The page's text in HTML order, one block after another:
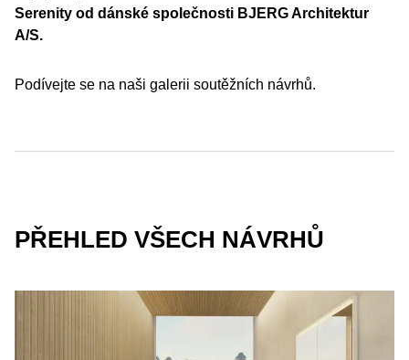
Serenity od dánské společnosti BJERG Architektur
A/S.
Podívejte se na naši galerii soutěžních návrhů.
PŘEHLED VŠECH NÁVRHŮ